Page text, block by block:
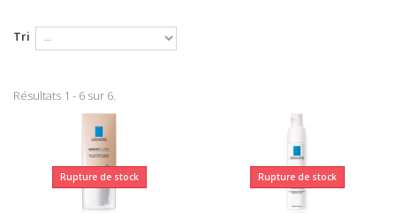
Tri
Résultats 1 - 6 sur 6.
Rupture de stock Rupture de stock